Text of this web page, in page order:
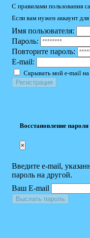
С правилами пользования
Если вам нужен аккаунт
Имя пользователя:
Пароль:
Повторите пароль:
E-mail:
Скрывать мой e-mail на
Восстановление пароля
×
Введите e-mail,
пароль на другой.
Ваш E-mail
Выслать пароль